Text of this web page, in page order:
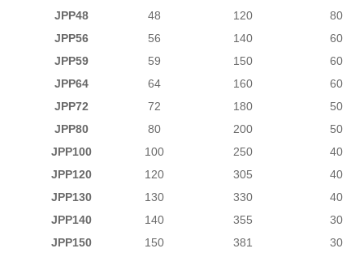
JPP48
48 120
80
JPP56
56 140
60
JPP59
59 150
60
JPP64
64 160
60
JPP72
72 180
50
JPP80
80 200
50
JPP100
100 250
40
JPP120
120 305
40
JPP130
130 330
40
JPP140
140 355
30
JPP150
150 381
30